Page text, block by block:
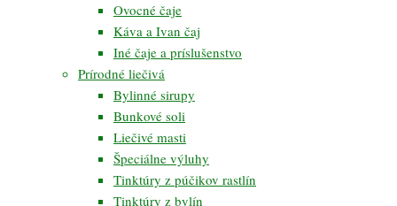
Ovocné čaje
Káva a Ivan čaj
Iné čaje a príslušenstvo
Prírodné liečivá
Bylinné sirupy
Bunkové soli
Liečivé masti
Špeciálne výluhy
Tinktúry z púčikov rastlín
Tinktúry z bylín